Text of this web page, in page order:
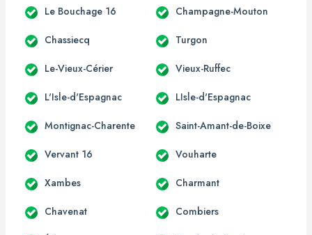
Le Bouchage 16 Champagne-Mouton
Chassiecq Turgon
Le-Vieux-Cérier Vieux-Ruffec
L'Isle-d'Espagnac LIsle-d'Espagnac
Montignac-Charente Saint-Amant-de-Boixe
Vervant 16 Vouharte
Xambes Charmant
Chavenat Combiers